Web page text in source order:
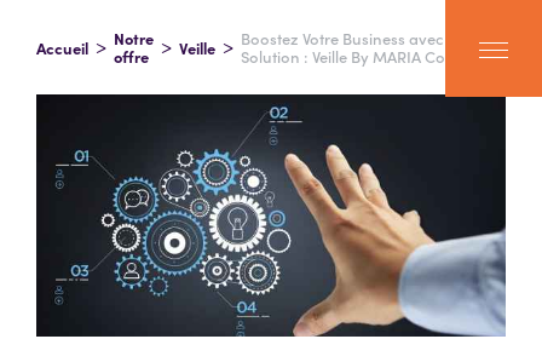
Accueil Notre
offre Veille Boostez Votre Business avec The
Solution : Veille By MARIA Conseil